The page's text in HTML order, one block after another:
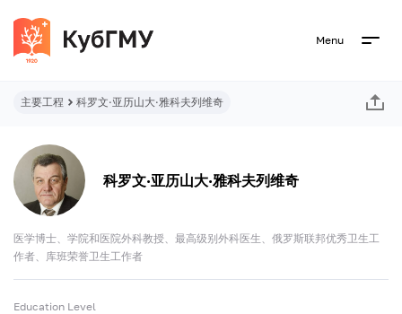
Menu
主要工程 科罗文·亚历山大·雅科夫列维奇
科罗文·亚历山大·雅科夫列维奇
医学博士、学院和医院外科教授、最高级别外科医生、俄罗斯联邦优秀卫生工
作者、库班荣誉卫生工作者
Education Level